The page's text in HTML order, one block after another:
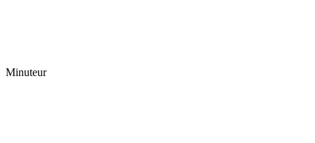
Minuteur